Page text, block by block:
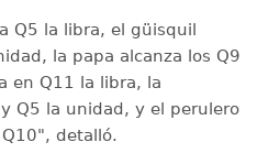
Q5 la libra, el güisquil
la papa alcanza los Q9
en Q11 la libra, la
Q5 la unidad, y el perulero
detalló.